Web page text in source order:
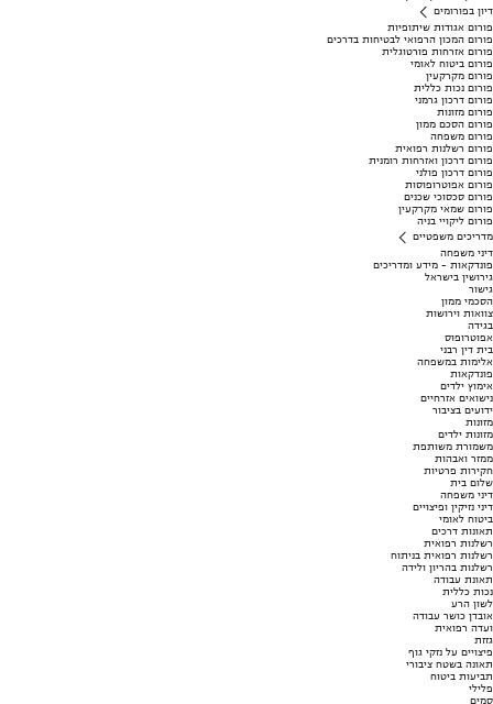
דיון בפורומים
פורום אגודות שיתופיות
פורום המכון הרפואי לבטיחות בדרכים
פורום אזרחות פורטוגלית
פורום ביטוח לאומי
פורום מקרקעין
פורום נכות כללית
פורום דרכון גרמני
פורום מזונות
פורום הסכם ממון
פורום משפחה
פורום רשלנות רפואית
פורום דרכון ואזרחות רומנית
פורום דרכון פולני
פורום אפוטרופוסות
פורום סכסוכי שכנים
פורום שמאי מקרקעין
פורום ליקויי בניה
מדריכים משפטיים
דיני משפחה
פונדקאות - מידע ומדריכים
גירושין בישראל
גישור
הסכמי ממון
צוואות וירושות
בגידה
אפוטרופוס
בית דין רבני
אלימות במשפחה
פונדקאות
אימוץ ילדים
נישואים אזרחיים
ידועים בציבור
מזונות
מזונות ילדים
משמורת משותפת
ממזר ואבהות
חקירות פרטיות
שלום בית
דיני משפחה
דיני נזיקין ופיצויים
ביטוח לאומי
תאונות דרכים
רשלנות רפואית
רשלנות רפואית בניתוח
רשלנות בהריון ולידה
תאונת עבודה
נכות כללית
לשון הרע
אובדן כושר עבודה
ועדה רפואית
גזזת
פיצויים על נזקי גוף
תאונה בשטח ציבורי
תביעות ביטוח
פלילי
סמים